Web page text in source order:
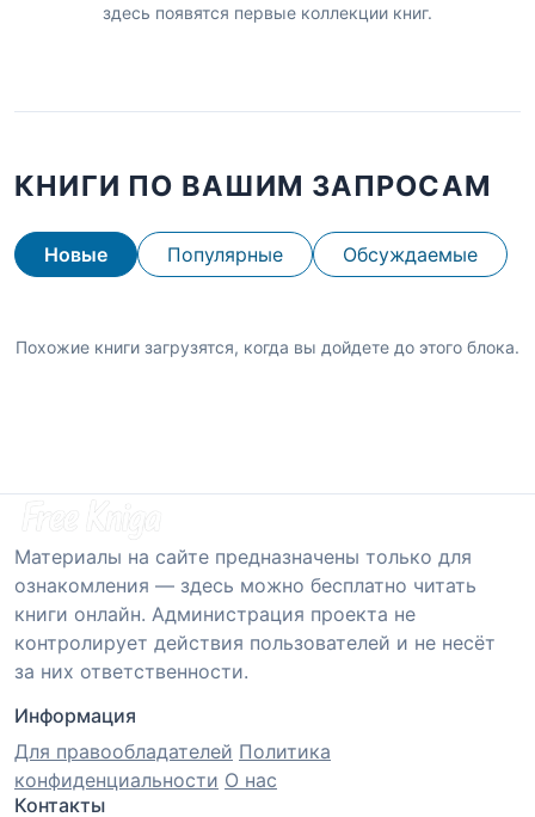
здесь появятся первые коллекции книг.
КНИГИ ПО ВАШИМ ЗАПРОСАМ
Новые Популярные Обсуждаемые
Похожие книги загрузятся, когда вы дойдете до этого блока.
Материалы на сайте предназначены только для
ознакомления — здесь можно бесплатно читать
книги онлайн. Администрация проекта не
контролирует действия пользователей и не несёт
за них ответственности.
Информация
Для правообладателей Политика
конфиденциальности О нас
Контакты